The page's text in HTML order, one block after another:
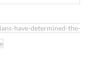
have-determined-the-